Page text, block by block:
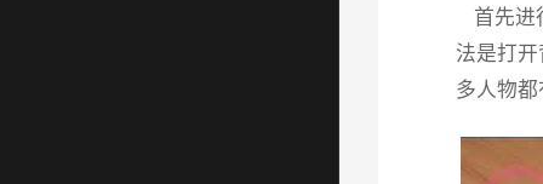
首先进
法是打
多人物